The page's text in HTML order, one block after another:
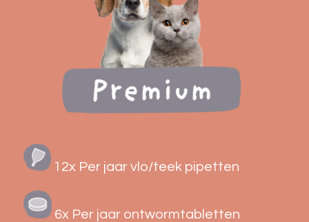
12x Per jaar vlo/teek pipetten
6x Per jaar ontwormtabletten